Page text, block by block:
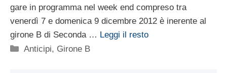
gare in programma nel week end compreso tra
venerdì 7 e domenica 9 dicembre 2012 è inerente al
girone B di Seconda … Leggi il resto
Categorie
Anticipi, Girone B